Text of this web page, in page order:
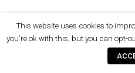
This website uses cookies to
you're ok with this, but you can opt-